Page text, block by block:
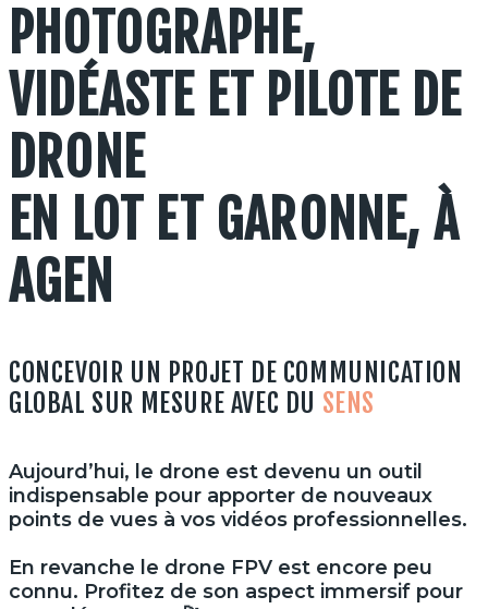
PHOTOGRAPHE,
VIDÉASTE ET PILOTE DE
DRONE
EN LOT ET GARONNE, À
AGEN
CONCEVOIR UN PROJET DE COMMUNICATION
GLOBAL SUR MESURE AVEC DU SENS
Aujourd’hui, le drone est devenu un outil
indispensable pour apporter de nouveaux
points de vues à vos vidéos professionnelles.
En revanche le drone FPV est encore peu
connu. Profitez de son aspect immersif pour